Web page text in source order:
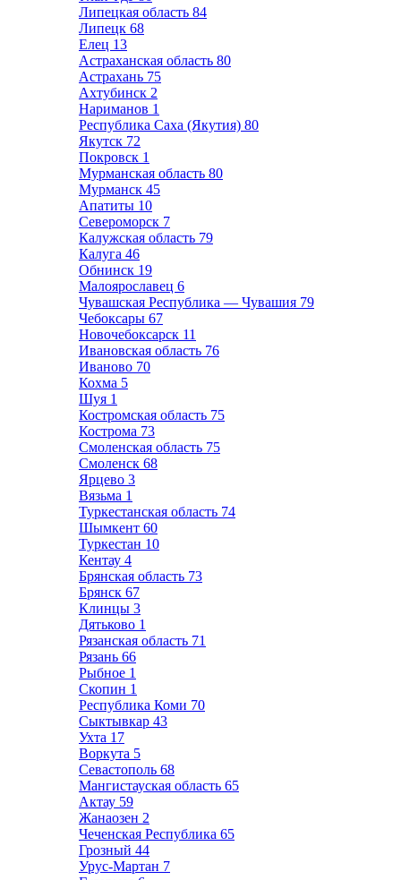
Липецкая область 84
Липецк 68
Елец 13
Астраханская область 80
Астрахань 75
Ахтубинск 2
Нариманов 1
Республика Саха (Якутия) 80
Якутск 72
Покровск 1
Мурманская область 80
Мурманск 45
Апатиты 10
Североморск 7
Калужская область 79
Калуга 46
Обнинск 19
Малоярославец 6
Чувашская Республика — Чувашия 79
Чебоксары 67
Новочебоксарск 11
Ивановская область 76
Иваново 70
Кохма 5
Шуя 1
Костромская область 75
Кострома 73
Смоленская область 75
Смоленск 68
Ярцево 3
Вязьма 1
Туркестанская область 74
Шымкент 60
Туркестан 10
Кентау 4
Брянская область 73
Брянск 67
Клинцы 3
Дятьково 1
Рязанская область 71
Рязань 66
Рыбное 1
Скопин 1
Республика Коми 70
Сыктывкар 43
Ухта 17
Воркута 5
Севастополь 68
Мангистауская область 65
Актау 59
Жанаозен 2
Чеченская Республика 65
Грозный 44
Урус-Мартан 7